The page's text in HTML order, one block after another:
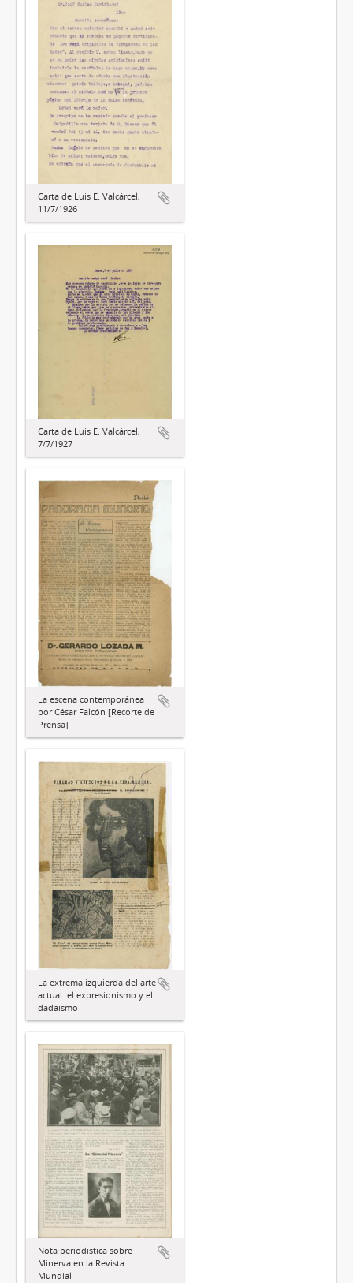
Carta de Luis E. Valcárcel,
11/7/1926
Carta de Luis E. Valcárcel,
7/7/1927
La escena contemporánea
por César Falcón [Recorte de
Prensa]
La extrema izquierda del arte
actual: el expresionismo y el
dadaísmo
Nota periodística sobre
Minerva en la Revista
Mundial